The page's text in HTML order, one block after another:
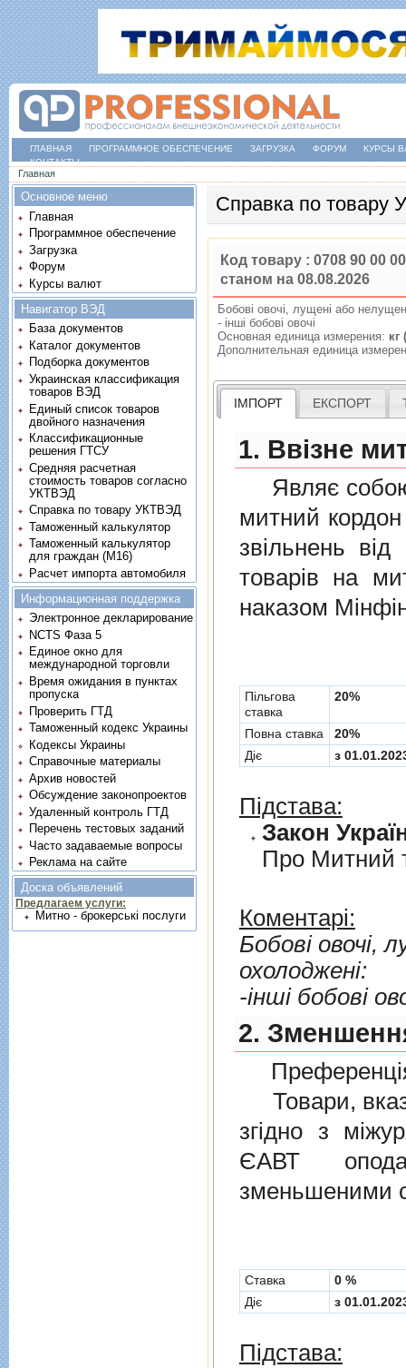
ГЛАВНАЯ ПРОГРАММНОЕ ОБЕСПЕЧЕНИЕ ЗАГРУЗКА ФОРУМ
КУРСЫ
КОНТАКТЫ
Вы здесь
Главная
Справка по товару
Код товару : 0708 90 00 00
станом на 08.08.2026
Бобовi овочi, лущенi або
- iншi бобовi овочi
Основная единица измерения: кг
Дополнительная единица
ІМПОРТ ЕКСПОРТ
1. Ввізне
Являє собою
митний
звiльнень вiд
товарiв на
наказом
Пільгова
ставка
20%
Повна ставка
20%
Діє
з
Підстава:
Закон
Про Митний
Коментарі:
Бобовi овочi,
охолодженi:
-iншi бобовi
2.
Товари,
згiдно з
ЄАВТ
зменьшеними
Cтавка
0 %
Діє
з
Підстава:
Основное меню
Главная
Программное обеспечение
Загрузка
Форум
Курсы валют
Навигатор ВЭД
База документов
Каталог документов
Подборка документов
Украинская классификация
товаров ВЭД
Единый список товаров
двойного назначения
Классификационные
решения ГТСУ
Средняя расчетная
стоимость товаров согласно
УКТВЭД
Справка по товару УКТВЭД
Таможенный калькулятор
Таможенный калькулятор
для граждан (M16)
Расчет импорта автомобиля
Информационная поддержка
Электронное декларирование
NCTS Фаза 5
Единое окно для
международной торговли
Время ожидания в пунктах
пропуска
Проверить ГТД
Таможенный кодекс Украины
Кодексы Украины
Справочные материалы
Архив новостей
Обсуждение законопроектов
Удаленный контроль ГТД
Перечень тестовых заданий
Часто задаваемые вопросы
Реклама на сайте
Доска объявлений
Предлагаем услуги:
Митно - брокерські послуги